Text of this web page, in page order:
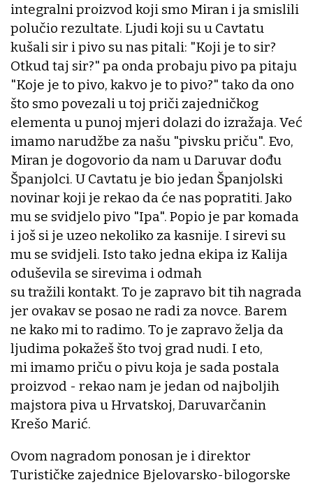
integralni proizvod koji smo Miran i ja smislili
polučio rezultate. Ljudi koji su u Cavtatu
kušali sir i pivo su nas pitali: "Koji je to sir?
Otkud taj sir?" pa onda probaju pivo pa pitaju
"Koje je to pivo, kakvo je to pivo?" tako da ono
što smo povezali u toj priči zajedničkog
elementa u punoj mjeri dolazi do izražaja. Već
imamo narudžbe za našu "pivsku priču". Evo,
Miran je dogovorio da nam u Daruvar dođu
Španjolci. U Cavtatu je bio jedan Španjolski
novinar koji je rekao da će nas popratiti. Jako
mu se svidjelo pivo "Ipa". Popio je par komada
i još si je uzeo nekoliko za kasnije. I sirevi su
mu se svidjeli. Isto tako jedna ekipa iz Kalija
oduševila se sirevima i odmah
su tražili kontakt. To je zapravo bit tih nagrada
jer ovakav se posao ne radi za novce. Barem
ne kako mi to radimo. To je zapravo želja da
ljudima pokažeš što tvoj grad nudi. I eto,
mi imamo priču o pivu koja je sada postala
proizvod - rekao nam je jedan od najboljih
majstora piva u Hrvatskoj, Daruvarčanin
Krešo Marić.
Ovom nagradom ponosan je i direktor
Turističke zajednice Bjelovarsko-bilogorske